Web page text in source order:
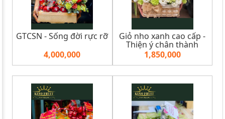
GTCSN - Sống đời rực rỡ
4,000,000
Giỏ nho xanh cao cấp -
Thiện ý chân thành
1,850,000